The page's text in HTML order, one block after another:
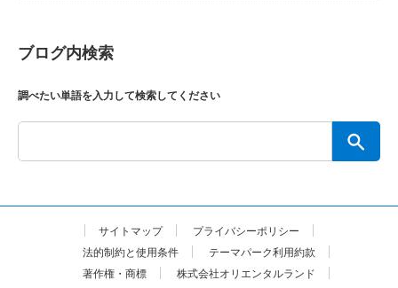
ブログ内検索
調べたい単語を入力して検索してください
サイトマップ
プライバシーポリシー
法的制約と使用条件
テーマパーク利用約款
著作権・商標
株式会社オリエンタルランド